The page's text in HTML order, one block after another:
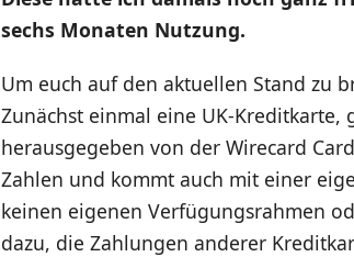
sechs Monaten Nutzung.
Um euch auf den aktuellen Stand zu
Zunächst einmal eine UK-Kreditkarte,
herausgegeben von der Wirecard
Zahlen und kommt auch mit einer
keinen eigenen Verfügungsrahmen
dazu, die Zahlungen anderer